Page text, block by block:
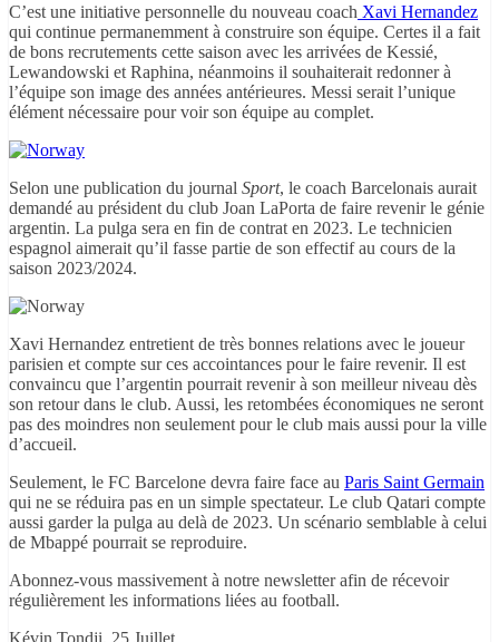
C’est une initiative personnelle du nouveau coach Xavi Hernandez
qui continue permanemment à construire son équipe. Certes il a fait
de bons recrutements cette saison avec les arrivées de Kessié,
Lewandowski et Raphina, néanmoins il souhaiterait redonner à
l’équipe son image des années antérieures. Messi serait l’unique
élément nécessaire pour voir son équipe au complet.
Selon une publication du journal Sport, le coach Barcelonais aurait
demandé au président du club Joan LaPorta de faire revenir le génie
argentin. La pulga sera en fin de contrat en 2023. Le technicien
espagnol aimerait qu’il fasse partie de son effectif au cours de la
saison 2023/2024.
Xavi Hernandez entretient de très bonnes relations avec le joueur
parisien et compte sur ces accointances pour le faire revenir. Il est
convaincu que l’argentin pourrait revenir à son meilleur niveau dès
son retour dans le club. Aussi, les retombées économiques ne seront
pas des moindres non seulement pour le club mais aussi pour la ville
d’accueil.
Seulement, le FC Barcelone devra faire face au Paris Saint Germain
qui ne se réduira pas en un simple spectateur. Le club Qatari compte
aussi garder la pulga au delà de 2023. Un scénario semblable à celui
de Mbappé pourrait se reproduire.
Abonnez-vous massivement à notre newsletter afin de récevoir
régulièrement les informations liées au football.
Kévin Tondji, 25 Juillet